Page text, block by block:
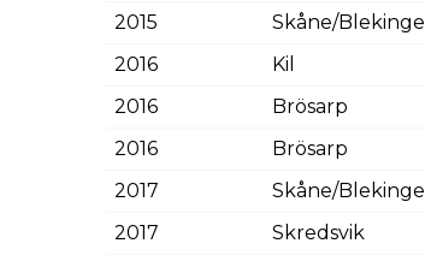
2015
Skåne/Blekinge
2016
Kil
2016
Brösarp
2016
Brösarp
2017
Skåne/Blekinge
2017
Skredsvik